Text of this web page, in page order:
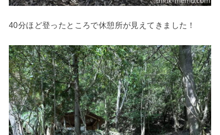
40分ほど登ったところで休憩所が見えてきました！